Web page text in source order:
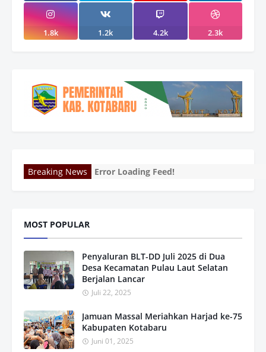
1.8k 1.2k 4.2k 2.3k
Breaking News Error Loading Feed!
MOST POPULAR
Penyaluran BLT-DD Juli 2025 di Dua
Desa Kecamatan Pulau Laut Selatan
Berjalan Lancar
Juli 22, 2025
Jamuan Massal Meriahkan Harjad ke-75
Kabupaten Kotabaru
Juni 01, 2025